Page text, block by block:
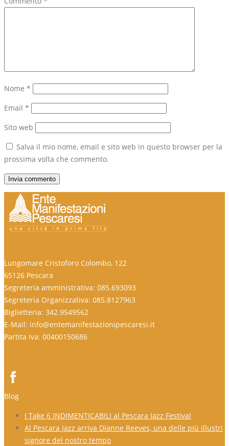
Nome *
Email *
Sito web
Salva il mio nome, email e sito web in questo browser per la
prossima volta che commento.
Lungomare Cristoforo Colombo, 122
65126 Pescara
Segreteria amministrativa: 085.693093
Segreteria Organizzativa: 085.8127963
Biglietteria: 342.9549562
E-Mail: info@entemanifestazionipescaresi.it
Partita Iva: 00400150686
Blog
I Take 6 INDIMENTICABILI al Pescara Jazz Festival
Al Pescara Jazz arriva Dianne Reeves, una delle più illustri
signore del nostro tempo